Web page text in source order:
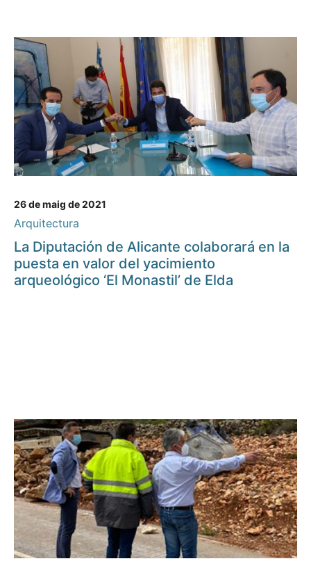
26 de maig de 2021
Arquitectura
La Diputación de Alicante colaborará en la
puesta en valor del yacimiento
arqueológico ‘El Monastil’ de Elda